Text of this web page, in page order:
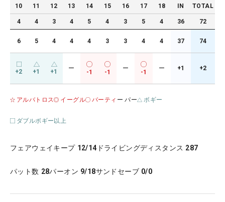
10 11 12 13 14 15 16 17 18 IN TOTAL
4 4 3 4 5 4 3 5 4 36 72
6 5 4 4 4 3 3 4 4 37 74
+2 +1 +1 ー
-1 -1
ー
-1
ー +1 +2
アルバトロス イーグル バーティ ー パー ボギー
ダブルボギー以上
フェアウェイキープ 12/14 ドライビングディスタンス 287
パット数 28パーオン 9/18サンドセーブ 0/0